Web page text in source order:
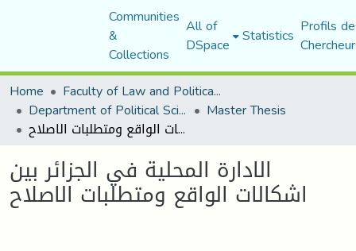
Communities
&
Collections
All of
DSpace Statistics Profils
Home
Faculty of Law and Political Science
Department of Political Sciences Master Thesis
الادارة المحلية في الجزائر بين اشكالات الواقع ومتطلبات الاصلاح
الادارة المحلية في الجزائر بين
اشكالات الواقع ومتطلبات الاصلاح